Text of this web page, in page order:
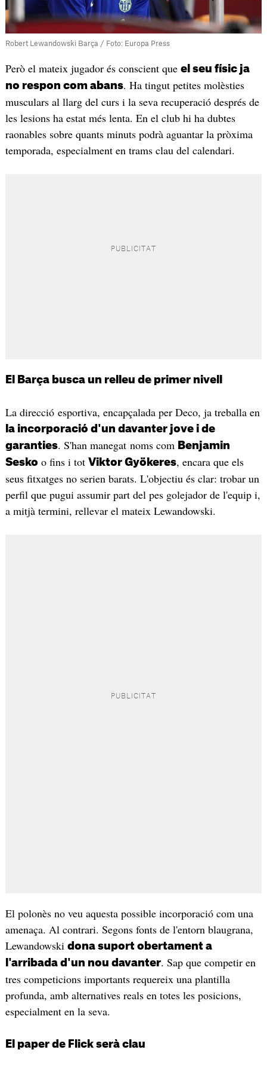
Robert Lewandowski Barça / Foto: Europa Press
Però el mateix jugador és conscient que el seu físic ja
no respon com abans. Ha tingut petites molèsties
musculars al llarg del curs i la seva recuperació després de
les lesions ha estat més lenta. En el club hi ha dubtes
raonables sobre quants minuts podrà aguantar la pròxima
temporada, especialment en trams clau del calendari.
El Barça busca un relleu de primer nivell
La direcció esportiva, encapçalada per Deco, ja treballa en
la incorporació d'un davanter jove i de
garanties. S'han manegat noms com Benjamin
Sesko o fins i tot Viktor Gyökeres, encara que els
seus fitxatges no serien barats. L'objectiu és clar: trobar un
perfil que pugui assumir part del pes golejador de l'equip i,
a mitjà termini, rellevar el mateix Lewandowski.
El polonès no veu aquesta possible incorporació com una
amenaça. Al contrari. Segons fonts de l'entorn blaugrana,
Lewandowski dona suport obertament a
l'arribada d'un nou davanter. Sap que competir en
tres competicions importants requereix una plantilla
profunda, amb alternatives reals en totes les posicions,
especialment en la seva.
El paper de Flick serà clau